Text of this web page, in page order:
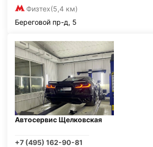
Физтех(5,4 км)
Береговой пр-д, 5
Автосервис Щелковская
+7 (495) 162-90-81